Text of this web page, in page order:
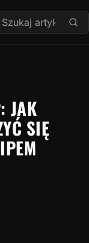
JAK
SIĘ